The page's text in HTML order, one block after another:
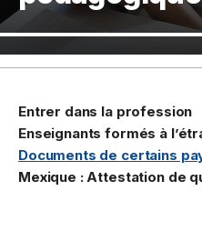
Entrer dans la profession
Enseignants formés à
Documents de certains
Mexique : Attestation de